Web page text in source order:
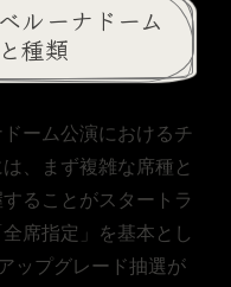
ルーナドーム
種類
ーム公演におけるチ
、まず複雑な席種と
ることがスタートラ
席指定」を基本とし
ップグレード抽選が